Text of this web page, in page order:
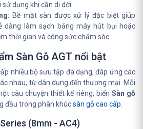
dụng khi cần di dời.
Bề mặt sàn được xử lý đặc biệt giúp
dàng làm sạch bằng máy hút bụi hoặc
thời gian và công sức chăm sóc.
Sàn Gỗ AGT nổi bật
nhiều bộ sưu tập đa dạng, đáp ứng các
nhau, từ dân dụng đến thương mại. Mỗi
câu chuyện thiết kế riêng, biến Sàn gỗ
đầu trong phân khúcsàn gỗ cao cấp
(8mm - AC4)